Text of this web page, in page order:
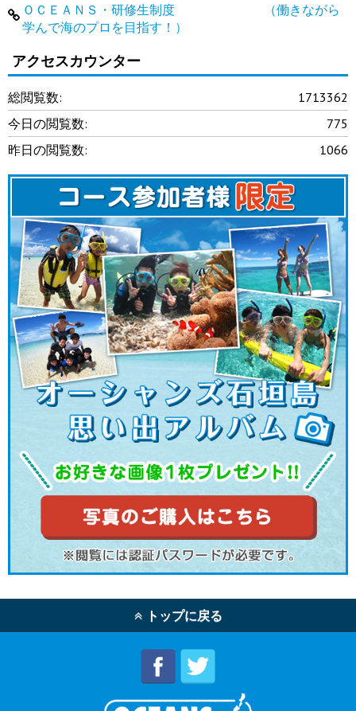
ＯＣＥＡＮＳ・研修生制度 （働きながら
学んで海のプロを目指す！）
アクセスカウンター
1713362
総閲覧数:
775
今日の閲覧数:
1066
昨日の閲覧数:
トップに戻る